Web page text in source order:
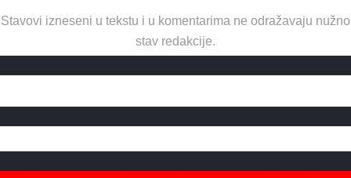
Stavovi izneseni u tekstu i u komentarima ne odražavaju nužno
stav redakcije.